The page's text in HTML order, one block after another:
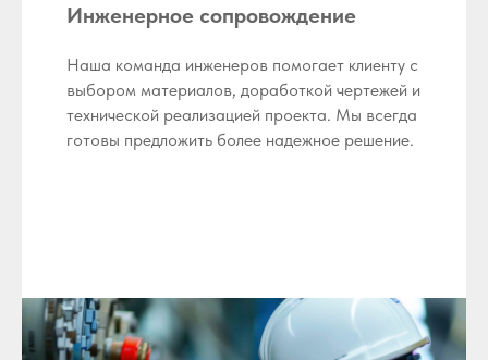
Инженерное сопровождение
Наша команда инженеров помогает клиенту с
выбором материалов, доработкой чертежей и
технической реализацией проекта. Мы всегда
готовы предложить более надежное решение.